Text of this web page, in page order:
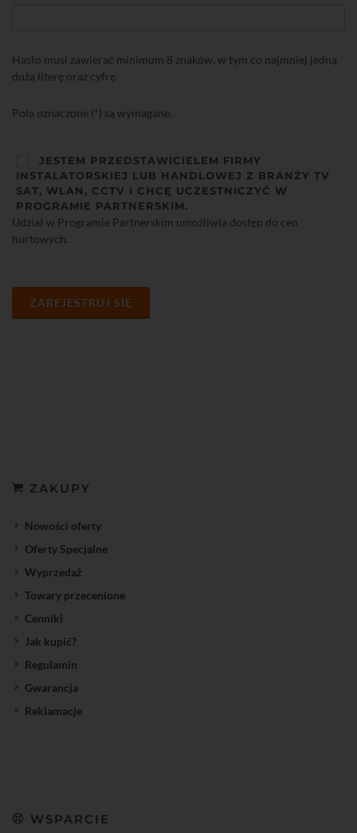
Hasło musi zawierać minimum 8 znaków, w tym co najmniej jedną
dużą literę oraz cyfrę.
Pola oznaczone (*) są wymagane.
JESTEM PRZEDSTAWICIELEM FIRMY
INSTALATORSKIEJ LUB HANDLOWEJ Z BRANŻY TV
SAT, WLAN, CCTV I CHCĘ UCZESTNICZYĆ W
PROGRAMIE PARTNERSKIM.
Udział w Programie Partnerskim umożliwia dostęp do cen
hurtowych.
ZAREJESTRUJ SIĘ
ZAKUPY
Nowości oferty
Oferty Specjalne
Wyprzedaż
Towary przecenione
Cenniki
Jak kupić?
Regulamin
Gwarancja
Reklamacje
WSPARCIE